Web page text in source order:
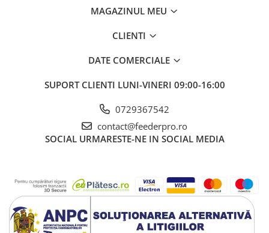
MAGAZINUL MEU
CLIENTI
DATE COMERCIALE
SUPORT CLIENTI LUNI-VINERI 09:00-16:00
0729367542
contact@feederpro.ro
SOCIAL URMARESTE-NE IN SOCIAL MEDIA